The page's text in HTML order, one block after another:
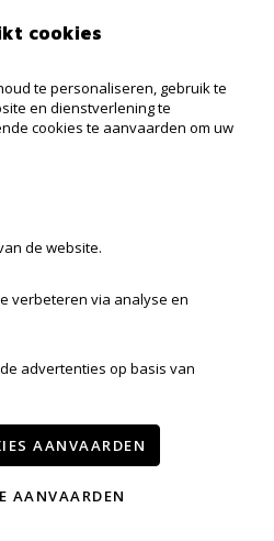
88m²
cookies
te personaliseren, gebruik te
en dienstverlening te
cookies te aanvaarden om uw
de website.
verbeteren via analyse en
advertenties op basis van
AANVAARDEN
AANVAARDEN